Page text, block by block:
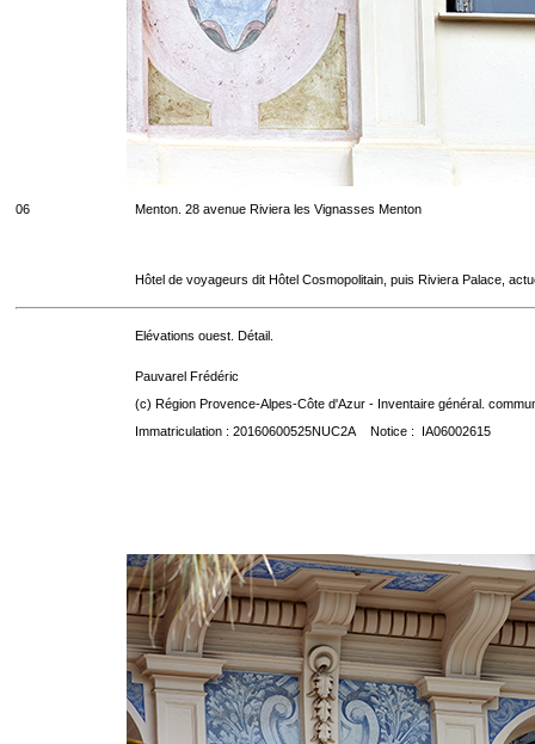
06 Menton. 28 avenue Riviera les Vignasses Menton
Hôtel de voyageurs dit Hôtel Cosmopolitain, puis Riviera Palace,
Elévations ouest. Détail.
Pauvarel Frédéric
(c) Région Provence-Alpes-Côte d'Azur - Inventaire général.
Immatriculation : 20160600525NUC2A Notice : IA06002615